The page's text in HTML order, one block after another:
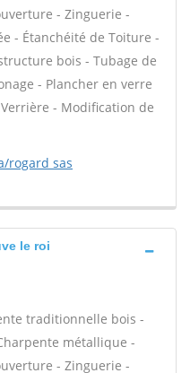
- Zinguerie -
- Étanchéité de Toiture -
bois - Tubage de
- Plancher en verre
- Modification de
rogard sas
le roi
traditionnelle bois -
métallique -
- Zinguerie -